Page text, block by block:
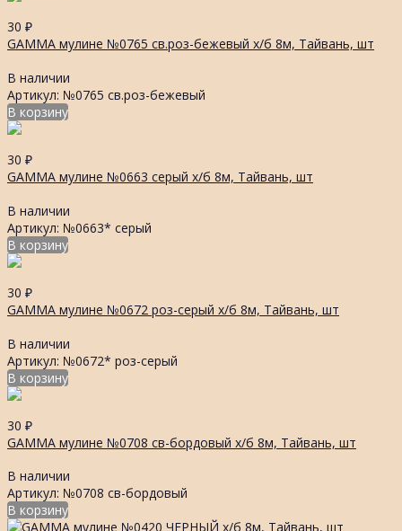
30 ₽
GAMMA мулине №0765 св.роз-бежевый х/б 8м, Тайвань, шт
В наличии
Артикул: №0765 св.роз-бежевый
В корзину
30 ₽
GAMMA мулине №0663 серый х/б 8м, Тайвань, шт
В наличии
Артикул: №0663* серый
В корзину
30 ₽
GAMMA мулине №0672 роз-серый х/б 8м, Тайвань, шт
В наличии
Артикул: №0672* роз-серый
В корзину
30 ₽
GAMMA мулине №0708 св-бордовый х/б 8м, Тайвань, шт
В наличии
Артикул: №0708 св-бордовый
В корзину